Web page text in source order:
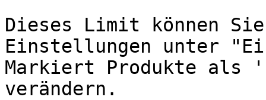
Dieses Limit können
Einstellungen unter
Markiert Produkte als
verändern.